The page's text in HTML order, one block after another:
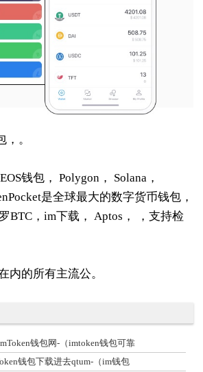
。
钱包， Polygon， Solana，
是全球最大的数字货币钱包，
BTC，im下载， Aptos， ，支持检
内的所有主流公。
钱包网-（imtoken钱包可靠
钱包下载进去qtum-（im钱包